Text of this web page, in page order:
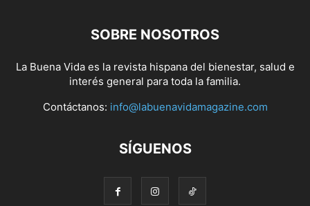
SOBRE NOSOTROS
La Buena Vida es la revista hispana del bienestar, salud e
interés general para toda la familia.
Contáctanos: info@labuenavidamagazine.com
SÍGUENOS